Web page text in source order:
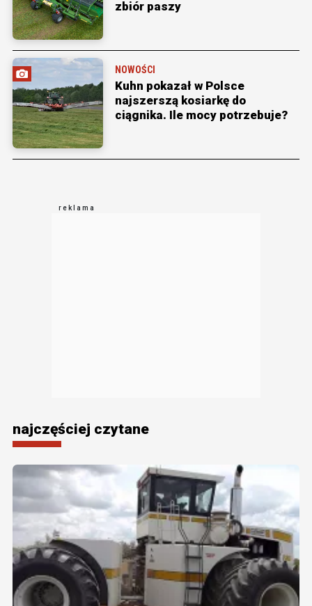
zbiór paszy
NOWOŚCI
Kuhn pokazał w Polsce
najszerszą kosiarkę do
ciągnika. Ile mocy potrzebuje?
najczęściej czytane